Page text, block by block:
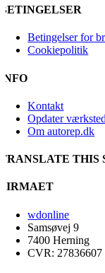
BETINGELSER
Betingelser for
Cookiepolitik
INFO
Kontakt
Opdater
Om autorep.dk
TRANSLATE THIS
FIRMAET
wdonline
Samsøvej 9
7400 Herning
CVR: 27836607